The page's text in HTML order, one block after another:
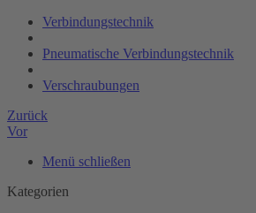
Verbindungstechnik
Pneumatische Verbindungstechnik
Verschraubungen
Zurück
Vor
Menü schließen
Kategorien